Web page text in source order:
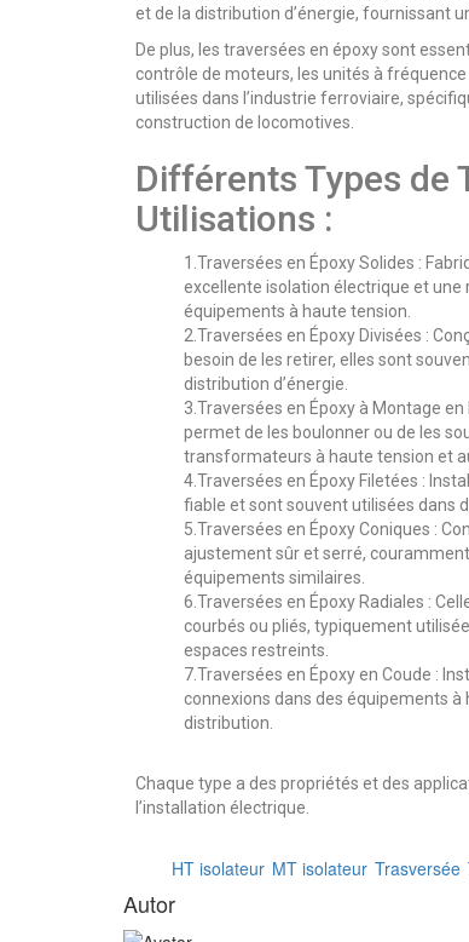
et de la distribution d’énergie, fournissant
De plus, les traversées en époxy sont
contrôle de moteurs, les unités à
utilisées dans l’industrie ferroviaire,
construction de locomotives.
Différents Types de
Utilisations :
1.Traversées en Époxy Solides :
excellente isolation électrique et
équipements à haute tension.
2.Traversées en Époxy Divisées :
besoin de les retirer, elles sont
distribution d’énergie.
3.Traversées en Époxy à Montage
permet de les boulonner ou de les
transformateurs à haute tension et
4.Traversées en Époxy Filetées :
fiable et sont souvent utilisées dans
5.Traversées en Époxy Coniques :
ajustement sûr et serré,
équipements similaires.
6.Traversées en Époxy Radiales :
courbés ou pliés, typiquement
espaces restreints.
7.Traversées en Époxy en Coude :
connexions dans des équipements
distribution.
Chaque type a des propriétés et des
l’installation électrique.
HT isolateur MT isolateur Trasversée
Autor